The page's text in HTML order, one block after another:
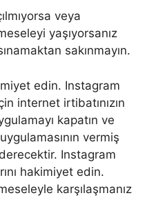
veya
yaşıyorsanız
sakınmayın.
edin. Instagram
internet irtibatınızın
kapatın ve
vermiş
Instagram
hakimiyet edin.
karşılaşmanız